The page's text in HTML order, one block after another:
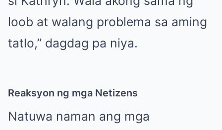
loob at walang problema sa aming
tatlo,” dagdag pa niya.
Reaksyon ng mga Netizens
Natuwa naman ang mga